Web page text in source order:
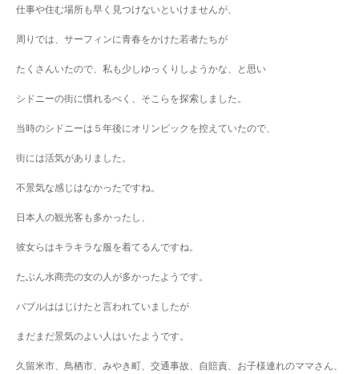
仕事や住む場所も早く見つけないといけませんが、
周りでは、サーフィンに青春をかけた若者たちが
たくさんいたので、私も少しゆっくりしようかな、と思い
シドニーの街に慣れるべく、そこらを探索しました。
当時のシドニーは５年後にオリンピックを控えていたので、
街には活気がありました。
不景気な感じはなかったですね。
日本人の観光客も多かったし、
彼女らはキラキラな服を着てるんですね。
たぶん水商売の女の人が多かったようです。
バブルははじけたと言われていましたが
まだまだ景気のよい人はいたようです。
久留米市、鳥栖市、みやき町、交通事故、自賠責、お子様連れのママさん、